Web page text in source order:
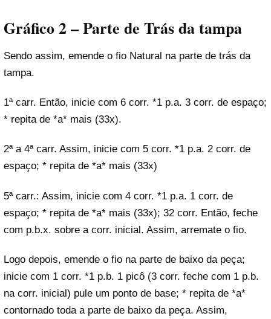
Gráfico 2 – Parte de Trás da tampa
Sendo assim, emende o fio Natural na parte de trás da
tampa.
1ª carr. Então, inicie com 6 corr. *1 p.a. 3 corr. de espaço;
* repita de *a* mais (33x).
2ª a 4ª carr. Assim, inicie com 5 corr. *1 p.a. 2 corr. de
espaço; * repita de *a* mais (33x)
5ª carr.: Assim, inicie com 4 corr. *1 p.a. 1 corr. de
espaço; * repita de *a* mais (33x); 32 corr. Então, feche
com p.b.x. sobre a corr. inicial. Assim, arremate o fio.
Logo depois, emende o fio na parte de baixo da peça;
inicie com 1 corr. *1 p.b. 1 picô (3 corr. feche com 1 p.b.
na corr. inicial) pule um ponto de base; * repita de *a*
contornado toda a parte de baixo da peça. Assim,